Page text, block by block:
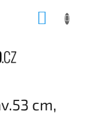
cm,